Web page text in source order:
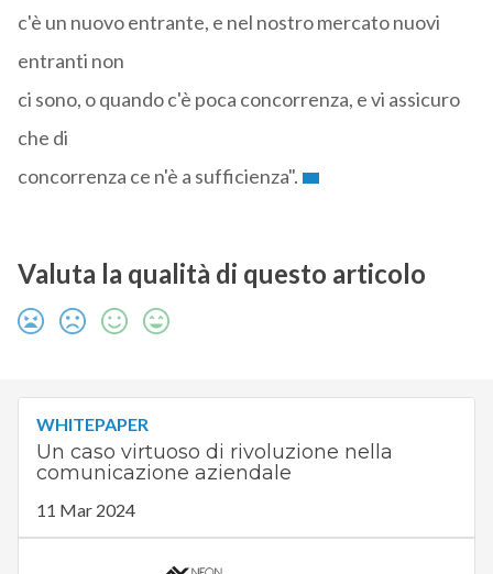
c'è un nuovo entrante, e nel nostro mercato nuovi
entranti non
ci sono, o quando c'è poca concorrenza, e vi assicuro
che di
concorrenza ce n'è a sufficienza".
Valuta la qualità di questo articolo
WHITEPAPER
Un caso virtuoso di rivoluzione nella
comunicazione aziendale
11 Mar 2024